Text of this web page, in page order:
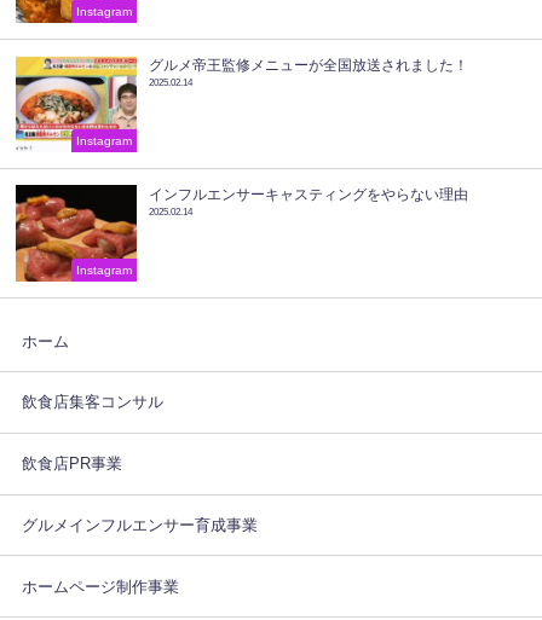
Instagram
Instagram
グルメ帝王監修メニューが全国放送されました！
2025.02.14
Instagram
インフルエンサーキャスティングをやらない理由
2025.02.14
ホーム
飲食店集客コンサル
飲食店PR事業
グルメインフルエンサー育成事業
ホームページ制作事業